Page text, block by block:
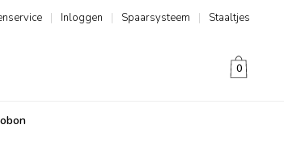
Staaltjes
|
Spaarsysteem
|
Inloggen
|
0